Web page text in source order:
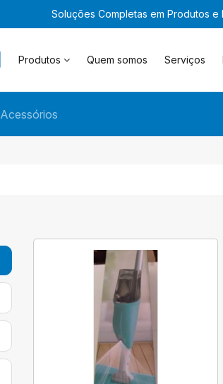
Soluções Completas em Produtos
Produtos Quem somos Serviços
Acessórios